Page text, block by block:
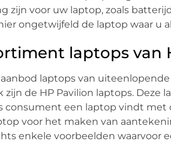
zijn voor uw laptop, zoals
ongetwijfeld de laptop waar u
laptops van
laptops van uiteenlopende
de HP Pavilion laptops. Deze
consument een laptop vindt
voor het maken van
enkele voorbeelden waarvoor